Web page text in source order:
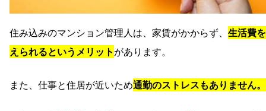
住み込みのマンション管理人は、家賃がかからず、 生活費
えられるというメリットがあります。
また、仕事と住居が近いため通勤のストレスもありません。